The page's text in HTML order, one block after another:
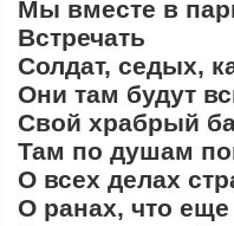
Мы вместе в
Встречать
Солдат, седых,
Они там будут
Свой храбрый
Там по душам
О всех делах
О ранах, что еще